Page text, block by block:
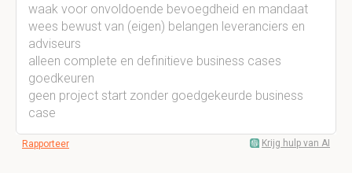
waak voor onvoldoende bevoegdheid en mandaat
wees bewust van (eigen) belangen leveranciers en
adviseurs
alleen complete en definitieve business cases
goedkeuren
geen project start zonder goedgekeurde business
case
Rapporteer Krijg hulp van AI